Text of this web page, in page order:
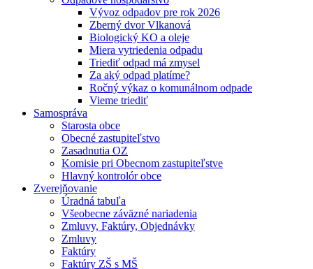
Vývoz odpadov pre rok 2026
Zberný dvor Vlkanová
Biologický KO a oleje
Miera vytriedenia odpadu
Triediť odpad má zmysel
Za aký odpad platíme?
Ročný výkaz o komunálnom odpade
Vieme triediť
Samospráva
Starosta obce
Obecné zastupiteľstvo
Zasadnutia OZ
Komisie pri Obecnom zastupiteľstve
Hlavný kontrolór obce
Zverejňovanie
Úradná tabuľa
Všeobecne záväzné nariadenia
Zmluvy, Faktúry, Objednávky
Zmluvy
Faktúry
Faktúry ZŠ s MŠ